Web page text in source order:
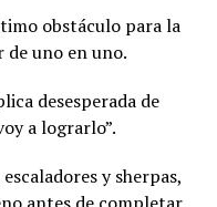
obstáculo para la
de uno en uno.
desesperada de
a lograrlo”.
y sherpas,